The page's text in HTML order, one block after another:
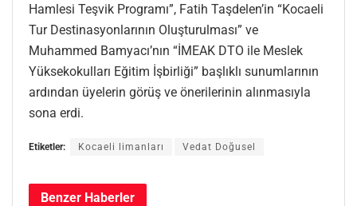
Hamlesi Teşvik Programı”, Fatih Taşdelen’in “Kocaeli
Tur Destinasyonlarının Oluşturulması” ve
Muhammed Bamyacı’nın “İMEAK DTO ile Meslek
Yüksekokulları Eğitim İşbirliği” başlıklı sunumlarının
ardından üyelerin görüş ve önerilerinin alınmasıyla
sona erdi.
Etiketler: Kocaeli limanları Vedat Doğusel
Benzer Haberler